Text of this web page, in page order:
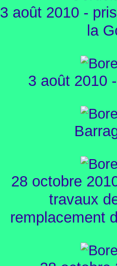
3 août 2010 -
la
3 août 2010
28 octobre
travaux
remplacement